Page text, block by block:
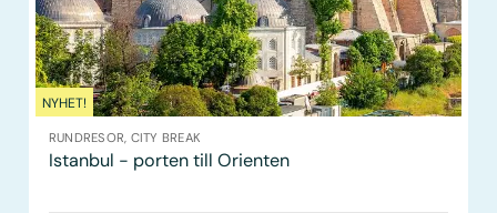
NYHET!
RUNDRESOR, CITY BREAK
Istanbul - porten till Orienten